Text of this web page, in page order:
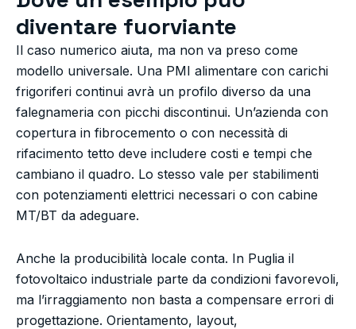
diventare fuorviante
Il caso numerico aiuta, ma non va preso come
modello universale. Una PMI alimentare con carichi
frigoriferi continui avrà un profilo diverso da una
falegnameria con picchi discontinui. Un’azienda con
copertura in fibrocemento o con necessità di
rifacimento tetto deve includere costi e tempi che
cambiano il quadro. Lo stesso vale per stabilimenti
con potenziamenti elettrici necessari o con cabine
MT/BT da adeguare.
Anche la producibilità locale conta. In Puglia il
fotovoltaico industriale parte da condizioni favorevoli,
ma l’irraggiamento non basta a compensare errori di
progettazione. Orientamento, layout,